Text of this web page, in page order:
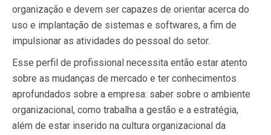
organização e devem ser capazes de orientar acerca do
uso e implantação de sistemas e softwares, a fim de
impulsionar as atividades do pessoal do setor.
Esse perfil de profissional necessita então estar atento
sobre as mudanças de mercado e ter conhecimentos
aprofundados sobre a empresa: saber sobre o ambiente
organizacional, como trabalha a gestão e a estratégia,
além de estar inserido na cultura organizacional da